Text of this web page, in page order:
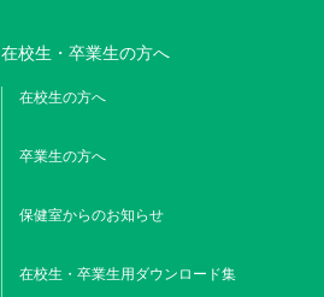
在校生・卒業生の方へ
在校生の方へ
卒業生の方へ
保健室からのお知らせ
在校生・卒業生用ダウンロード集